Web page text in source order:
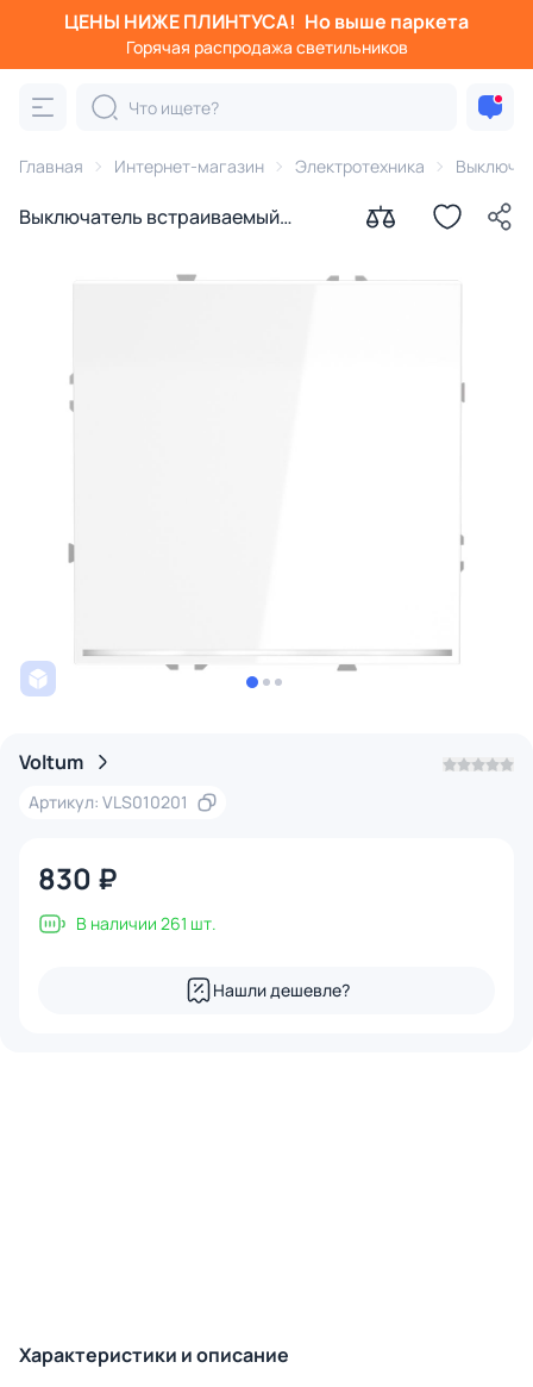
ЦЕНЫ НИЖЕ ПЛИНТУСА! Но выше паркета
Горячая распродажа светильников
Главная Интернет-магазин Электротехника
Выключатель встраиваемый
подсветкой 10А, (белый
Voltum
Артикул: VLS010201
830 ₽
В наличии 261 шт.
Нашли дешевле?
Характеристики и описание